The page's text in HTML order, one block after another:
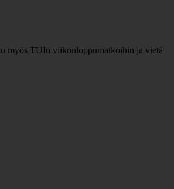
myös TUIn viikonloppumatkoihin ja vietä